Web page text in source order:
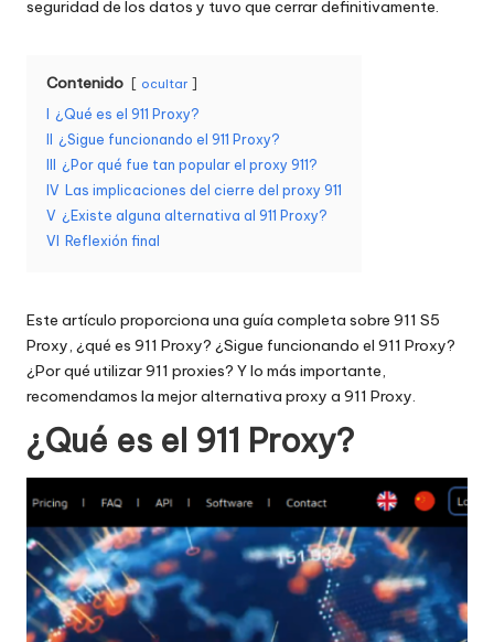
r
o
d
a
u
s
n
e
c
e
si
d
seguridad de los datos y tuvo que cerrar definitivamente.
Contenido ocultar
¿Qué es el 911 Proxy?
¿Sigue funcionando el 911 Proxy?
¿Por qué fue tan popular el proxy 911?
IV
Las implicaciones del cierre del proxy 911
V ¿Existe alguna alternativa al 911 Proxy?
VI
Reflexión final
Este artículo proporciona una guía completa sobre 911 S5
Proxy, ¿qué es 911 Proxy? ¿Sigue funcionando el 911 Proxy?
¿Por qué utilizar 911 proxies? Y lo más importante,
recomendamos la mejor alternativa proxy a 911 Proxy.
¿Qué es el 911 Proxy?